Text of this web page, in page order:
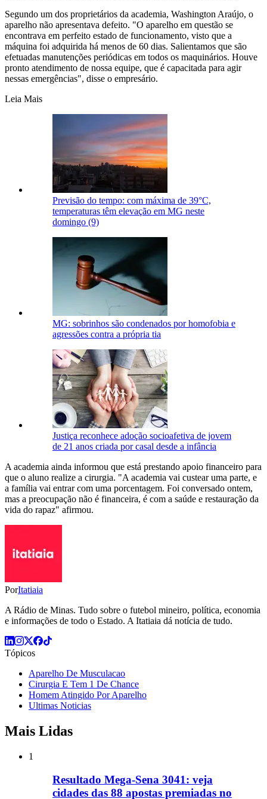
Segundo um dos proprietários da academia, Washington Araújo, o
aparelho não apresentava defeito. "O aparelho em questão se
encontrava em perfeito estado de funcionamento, visto que a
máquina foi adquirida há menos de 60 dias. Salientamos que são
efetuadas manutenções periódicas em todos os maquinários. Houve
pronto atendimento de nossa equipe, que é capacitada para agir
nessas emergências", disse o empresário.
Leia Mais
Previsão do tempo: com máxima de 39°C,
temperaturas têm elevação em MG neste
domingo (9)
MG: sobrinhos são condenados por homofobia e
agressões contra a própria tia
Justiça reconhece adoção socioafetiva de jovem
de 21 anos criada por casal desde a infância
A academia ainda informou que está prestando apoio financeiro para
que o aluno realize a cirurgia. "A academia vai custear uma parte, e
a família vai entrar com uma porcentagem. Foi conversado ontem,
mas a preocupação não é financeira, é com a saúde e restauração da
vida do rapaz" afirmou.
PorItatiaia
A Rádio de Minas. Tudo sobre o futebol mineiro, política, economia
e informações de todo o Estado. A Itatiaia dá notícia de tudo.
Tópicos
Aparelho De Musculacao
Cirurgia E Tem 1 De Chance
Homem Atingido Por Aparelho
Ultimas Noticias
Mais Lidas
1
Resultado Mega-Sena 3041: veja
cidades das 88 apostas premiadas no